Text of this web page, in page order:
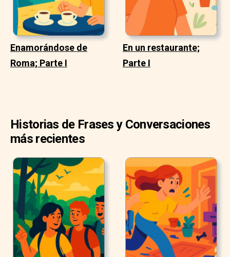
Enamorándose de
Roma; Parte I
En un restaurante;
Parte I
Historias de Frases y Conversaciones
más recientes